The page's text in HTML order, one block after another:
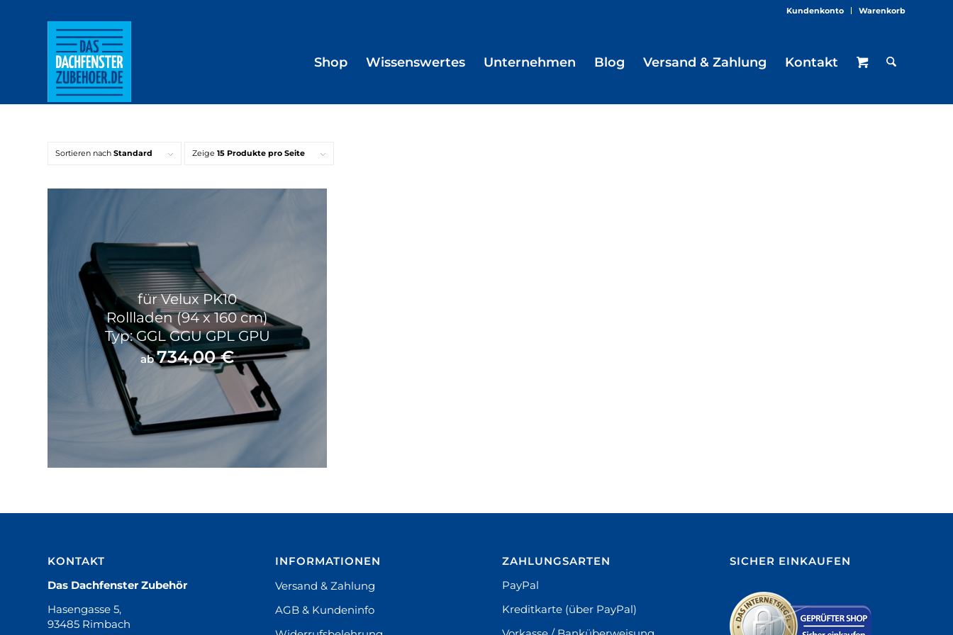
Kundenkonto Warenkorb
Shop Wissenswertes Unternehmen Blog Versand & Zahlung Kontakt
Sortieren nach Standard Zeige 15 Produkte pro Seite
für Velux PK10
Rollladen (94 x 160 cm)
Typ: GGL GGU GPL GPU
ab734,00€
KONTAKT
Das Dachfenster Zubehör
Hasengasse 5,
93485 Rimbach
INFORMATIONEN
Versand & Zahlung
AGB & Kundeninfo
ZAHLUNGSARTEN
PayPal
Kreditkarte (über PayPal)
SICHER EINKAUFEN